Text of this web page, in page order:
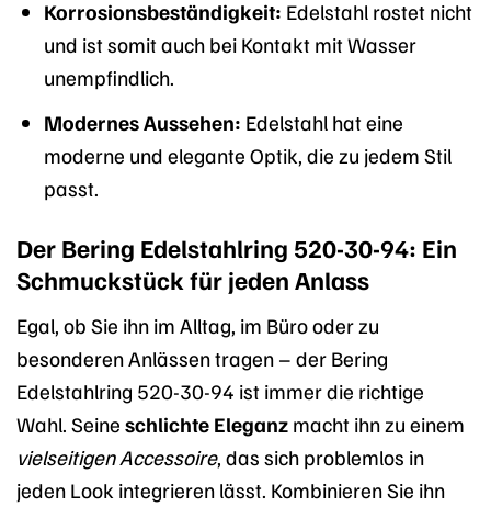
Korrosionsbeständigkeit: Edelstahl rostet nicht
und ist somit auch bei Kontakt mit Wasser
unempfindlich.
Modernes Aussehen: Edelstahl hat eine
moderne und elegante Optik, die zu jedem Stil
passt.
Der Bering Edelstahlring 520-30-94: Ein
Schmuckstück für jeden Anlass
Egal, ob Sie ihn im Alltag, im Büro oder zu
besonderen Anlässen tragen – der Bering
Edelstahlring 520-30-94 ist immer die richtige
Wahl. Seine schlichte Eleganz macht ihn zu einem
vielseitigen Accessoire, das sich problemlos in
jeden Look integrieren lässt. Kombinieren Sie ihn